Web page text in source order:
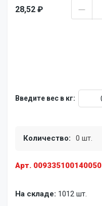
Арт. 009335100140050
На складе: 1012 шт.
28,52 ₽
Введите вес в кг:
Количество: 0 шт.